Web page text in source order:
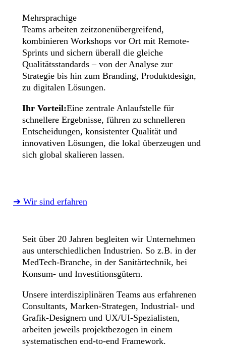
Mehrsprachige
Teams arbeiten zeitzonenübergreifend,
kombinieren Workshops vor Ort mit Remote-
Sprints und sichern überall die gleiche
Qualitätsstandards – von der Analyse zur
Strategie bis hin zum Branding, Produktdesign,
zu digitalen Lösungen.
Ihr Vorteil:Eine zentrale Anlaufstelle für
schnellere Ergebnisse, führen zu schnelleren
Entscheidungen, konsistenter Qualität und
innovativen Lösungen, die lokal überzeugen und
sich global skalieren lassen.
➔ Wir sind erfahren
Seit über 20 Jahren begleiten wir Unternehmen
aus unterschiedlichen Industrien. So z.B. in der
MedTech-Branche, in der Sanitärtechnik, bei
Konsum- und Investitionsgütern.
Unsere interdisziplinären Teams aus erfahrenen
Consultants, Marken-Strategen, Industrial- und
Grafik-Designern und UX/UI-Spezialisten,
arbeiten jeweils projektbezogen in einem
systematischen end-to-end Framework.